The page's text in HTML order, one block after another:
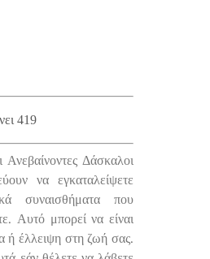
419
Ανεβαίνοντες Δάσκαλοι
να εγκαταλείψετε
συναισθήματα που
Αυτό μπορεί να είναι
ή έλλειψη στη ζωή σας.